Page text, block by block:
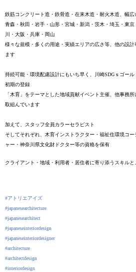
鉄筋コンクリート造・鉄骨造・在来木造・耐火木造、幅広
青森・秋田・岩手・山形・宮城・新潟・茨木・埼玉・東
川・大阪・兵庫・岡山
様々な規模・多くの用途・実績エリアの広さ等、他の設
ます
持続可能・環境配慮設計にもいち早く、
川崎SDGｓゴー
初期の登録
「木育」をテーマとした地域貢献イベント主催、他事務
取組んでいます
加えて、スタッフ全員カラーセラピスト
そしてそれぞれ、木育インストラクター・福祉住環境コ
ャー・神奈川県文化財ドクター等の資格を保有
クライアント・地域・利用者・居住者に寄り添うスキル
#アトリエアイズ
#japanesearchitecture
#japanesearchitect
#japaneseinteriordesign
#japaneseinteriordesigner
#architecture
#architectdesign
#interiordesign